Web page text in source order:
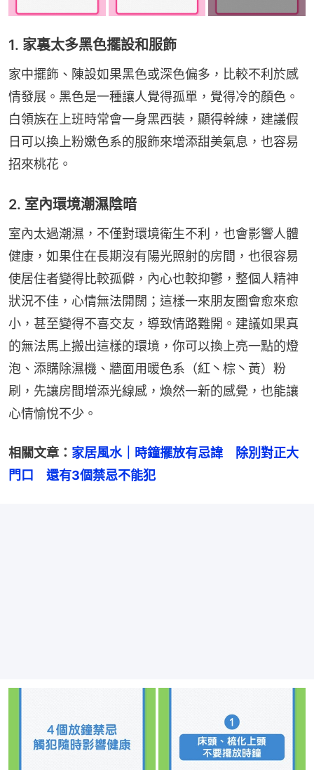
1. 家裏太多黑色擺設和服飾
家中擺飾、陳設如果黑色或深色偏多，比較不利於感
情發展。黑色是一種讓人覺得孤單，覺得冷的顏色。
白領族在上班時常會一身黑西裝，顯得幹練，建議假
日可以換上粉嫩色系的服飾來增添甜美氣息，也容易
招來桃花。
2. 室內環境潮濕陰暗
室內太過潮濕，不僅對環境衛生不利，也會影響人體
健康，如果住在長期沒有陽光照射的房間，也很容易
使居住者變得比較孤僻，內心也較抑鬱，整個人精神
狀況不佳，心情無法開闊；這樣一來朋友圈會愈來愈
小，甚至變得不喜交友，導致情路難開。建議如果真
的無法馬上搬出這樣的環境，你可以換上亮一點的燈
泡、添購除濕機、牆面用暖色系（紅丶棕丶黃）粉
刷，先讓房間增添光線感，煥然一新的感覺，也能讓
心情愉悅不少。
相關文章： 家居風水｜時鐘擺放有忌諱　除別對正大
門口　還有3個禁忌不能犯